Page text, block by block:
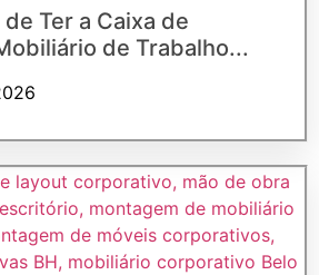
Ter a Caixa de
de Trabalho...